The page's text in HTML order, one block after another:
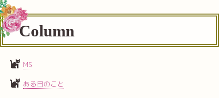
Column
MS
ある日のこと